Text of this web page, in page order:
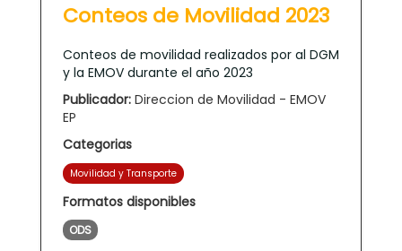
Conteos de Movilidad 2023
Conteos de movilidad realizados por al DGM
y la EMOV durante el año 2023
Publicador: Direccion de Movilidad - EMOV
EP
Categorias
Movilidad y Transporte
Formatos disponibles
ODS